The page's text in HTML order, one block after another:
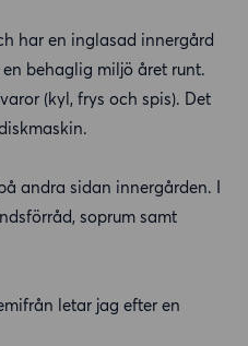
har en inglasad innergård
behaglig miljö året runt.
(kyl, frys och spis). Det
andra sidan innergården. I
soprum samt
letar jag efter en